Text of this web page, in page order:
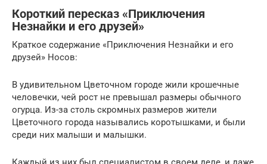
Короткий пересказ «Приключения
Незнайки и его друзей»
Краткое содержание «Приключения Незнайки и его
друзей» Носов:
В удивительном Цветочном городе жили крошечные
человечки, чей рост не превышал размеры обычного
огурца. Из-за столь скромных размеров жители
Цветочного города назывались коротышками, и были
среди них малыши и малышки.